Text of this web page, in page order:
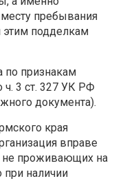
пребывания
этим подделкам
по признакам
ч. 3 ст. 327 УК РФ
документа).
края
вправе
не проживающих на
при наличии